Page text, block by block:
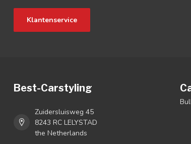
Klantenservice
Best-Carstyling
Zuidersluisweg 45
8243 RC LELYSTAD
the Netherlands